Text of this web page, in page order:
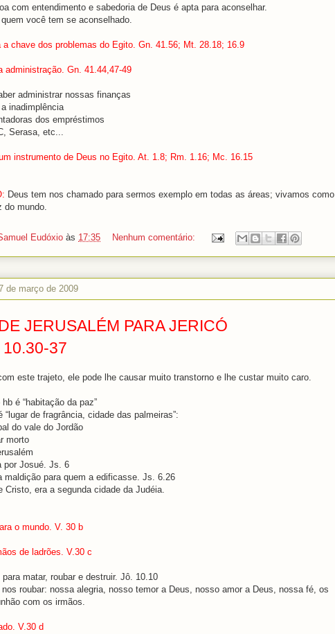
com entendimento e sabedoria de Deus é apta para aconselhar.
você tem se aconselhado.
a chave dos problemas do Egito. Gn. 41.56; Mt. 28.18; 16.9
administração. Gn. 41.44,47-49
administrar nossas finanças
inadimplência
dos empréstimos
Serasa, etc...
instrumento de Deus no Egito. At. 1.8; Rm. 1.16; Mc. 16.15
Deus tem nos chamado para sermos exemplo em todas as áreas; vivamos como
do mundo.
Eudóxio às 17:35 Nenhum comentário:
de março de 2009
JERUSALÉM PARA JERICÓ
37
este trajeto, ele pode lhe causar muito transtorno e lhe custar muito caro.
é “habitação da paz”
“lugar de fragrância, cidade das palmeiras”:
do vale do Jordão
morto
por Josué. Js. 6
maldição para quem a edificasse. Js. 6.26
Cristo, era a segunda cidade da Judéia.
o mundo. V. 30 b
de ladrões. V.30 c
matar, roubar e destruir. Jô. 10.10
roubar: nossa alegria, nosso temor a Deus, nosso amor a Deus, nossa fé, os
com os irmãos.
V.30 d